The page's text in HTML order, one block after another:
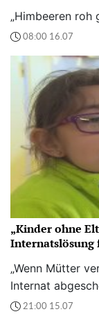
„Himbeeren roh
08:00 16.07
„Kinder ohne
Internatslösung
„Wenn Mütter
Internat
21:00 15.07